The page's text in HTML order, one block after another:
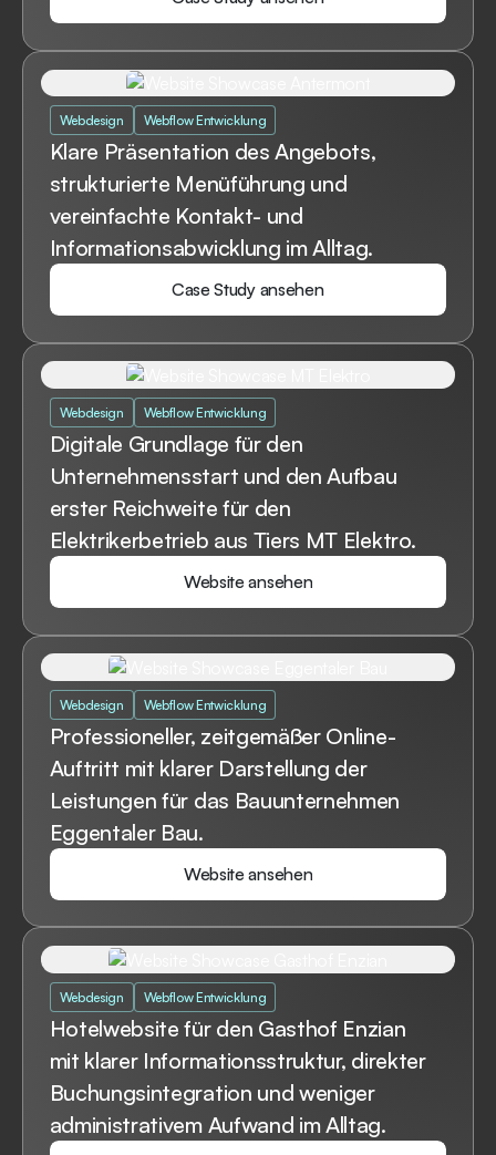
Case Study ansehen
Webdesign Webflow Entwicklung
Klare Präsentation des Angebots,
strukturierte Menüführung und
vereinfachte Kontakt- und
Informationsabwicklung im Alltag.
Case Study ansehen
Case Study ansehen
Webdesign Webflow Entwicklung
Digitale Grundlage für den
Unternehmensstart und den Aufbau
erster Reichweite für den
Elektrikerbetrieb aus Tiers MT Elektro.
Website ansehen
Website ansehen
Webdesign Webflow Entwicklung
Professioneller, zeitgemäßer Online-
Auftritt mit klarer Darstellung der
Leistungen für das Bauunternehmen
Eggentaler Bau.
Website ansehen
Website ansehen
Webdesign Webflow Entwicklung
Hotelwebsite für den Gasthof Enzian
mit klarer Informationsstruktur, direkter
Buchungsintegration und weniger
administrativem Aufwand im Alltag.